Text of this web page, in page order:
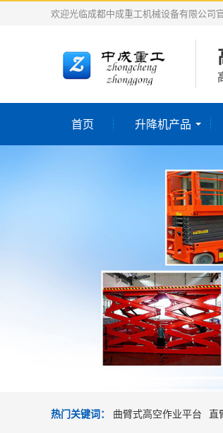
欢迎光临成都中成重工机械设备有限公司
首页 升降机产品
热门关键词： 曲臂式高空作业平台 直